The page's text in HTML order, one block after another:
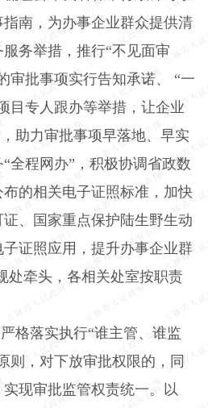
南，为办事企业群众提供清
务举措，推行“不见面审
审批事项实行告知承诺、 “一
目专人跟办等举措，让企业
助力审批事项早落地、早实
全程网办”，积极协调省政数
的相关电子证照标准，加快
、国家重点保护陆生野生动
证照应用，提升办事企业群
处牵头，各相关处室按职责
格落实执行“谁主管、谁监
则，对下放审批权限的，同
现审批监管权责统一。以